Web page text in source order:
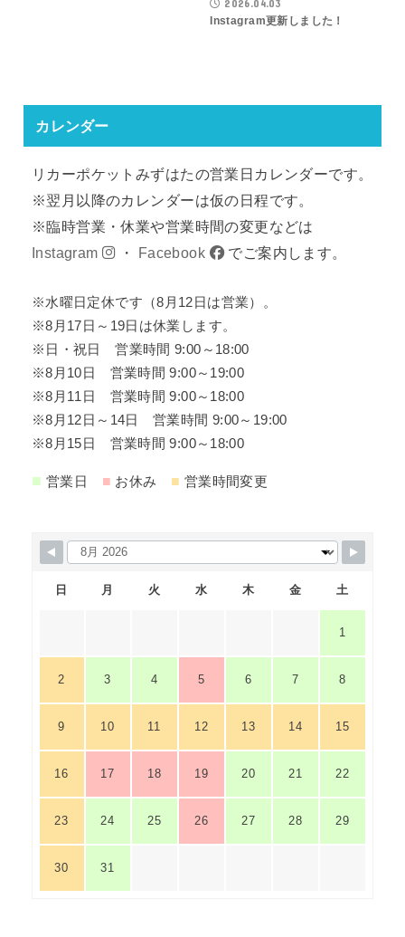
2026.04.03
Instagram更新しました！
カレンダー
リカーポケットみずはたの営業日カレンダーです。
※翌月以降のカレンダーは仮の日程です。
※臨時営業・休業や営業時間の変更などは
Instagram
・ Facebook でご案内します。
※水曜日定休です（8月12日は営業）。
※8月17日～19日は休業します。
※日・祝日 営業時間 9:00～18:00
※8月10日 営業時間 9:00～19:00
※8月11日 営業時間 9:00～18:00
※8月12日～14日 営業時間 9:00～19:00
※8月15日 営業時間 9:00～18:00
■ 営業日 ■ お休み ■ 営業時間変更
日 月 火 水 木 金 土
1
2 3 4 5 6 7 8
9 10 11 12 13 14 15
16 17 18 19 20 21 22
23 24 25 26 27 28 29
30 31